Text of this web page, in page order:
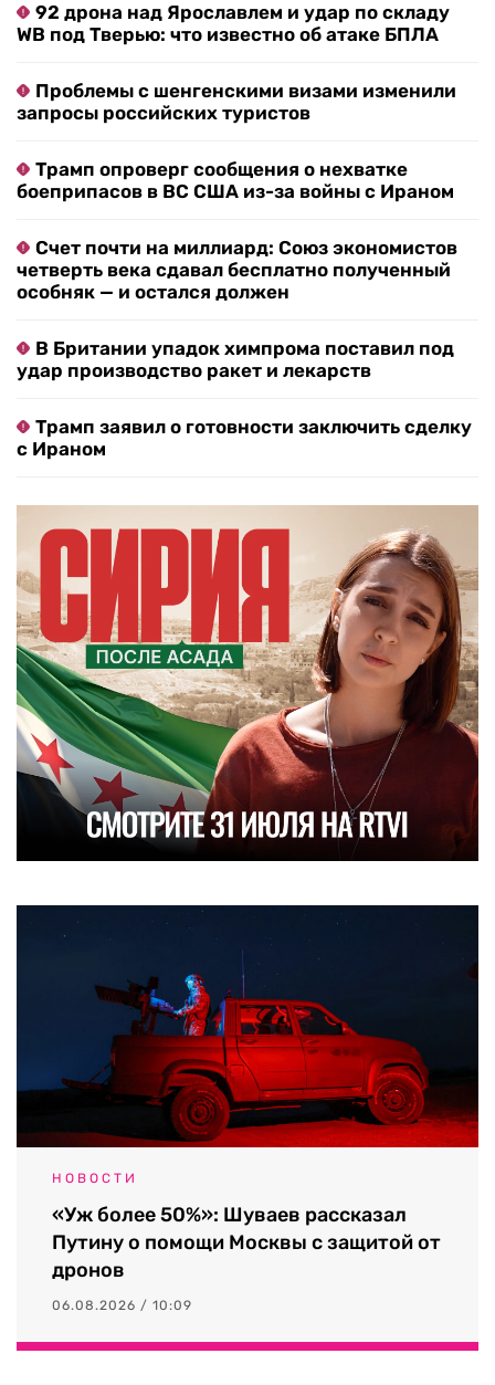
92 дрона над Ярославлем и удар по складу
WB под Тверью: что известно об атаке БПЛА
Проблемы с шенгенскими визами изменили
запросы российских туристов
Трамп опроверг сообщения о нехватке
боеприпасов в ВС США из-за войны с Ираном
Счет почти на миллиард: Союз экономистов
четверть века сдавал бесплатно полученный
особняк — и остался должен
В Британии упадок химпрома поставил под
удар производство ракет и лекарств
Трамп заявил о готовности заключить сделку
с Ираном
НОВОСТИ
«Уж более 50%»: Шуваев рассказал
Путину о помощи Москвы с защитой от
дронов
06.08.2026 / 10:09